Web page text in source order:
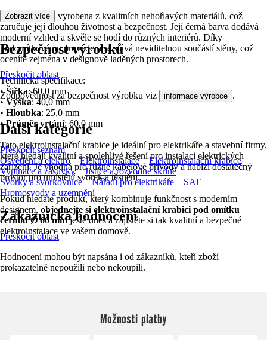
Tato krabice je vyrobena z kvalitních nehořlavých materiálů, což
zaručuje její dlouhou životnost a bezpečnost. Její černá barva dodává
moderní vzhled a skvěle se hodí do různých interiérů. Díky
podomítkovému provedení se stává neviditelnou součástí stěny, což
oceníte zejména v designově laděných prostorech.
Technická specifikace:
•Šířka: 60,0 mm
•Výška: 40,0 mm
• Hloubka: 25,0 mm
•Průměr vrtání: 60,0 mm
Tato elektroinstalační krabice je ideální pro elektrikáře a stavební firmy,
které hledají kvalitní a spolehlivé řešení pro instalaci elektrických
zařízení. Je vhodná pro různé kabelové přívody a nabízí dostatečný
prostor pro umístění svorek a těsnění.
Pokud hledáte produkt, který kombinuje funkčnost s moderním
designem, objednejte si elektroinstalační krabici pod omítku
černou Ø 60 mmještě dnes a zajistěte si tak kvalitní a bezpečné
elektroinstalace ve vašem domově.
Zobrazit více
Bezpečnost výrobků
Přeskočit oblast
Zodpovědnost za bezpečnost výrobku viz informace výrobce .
Další kategorie
Přeskočit seznam
Osvětlení a elektro
Elektroinstalace
Elektroinstalační krabice
Vypínače a zásuvky
Jističe a rozvodné skříně
Svorky a svorkovnice
Nářadí pro elektrikáře
SAT
Hromosvody a uzemnění
Zákaznická hodnocení
Přeskočit oblast
Hodnocení mohou být napsána i od zákazníků, kteří zboží
prokazatelně nepoužili nebo nekoupili.
Možnosti platby